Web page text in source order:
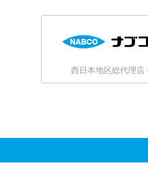
西日本地区総代理店